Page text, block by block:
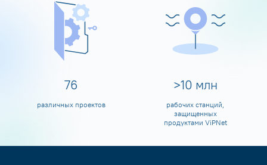
80
различных проектов
>10 млн
рабочих станций,
защищенных
продуктами ViPNet